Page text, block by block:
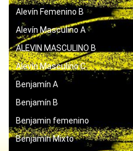
Alevín Femenino B
Alevín Masculino A
ALEVIN MASCULINO B
Alevín Masculino C
Benjamín A
Benjamín B
Benjamin femenino
Benjamín Mixto